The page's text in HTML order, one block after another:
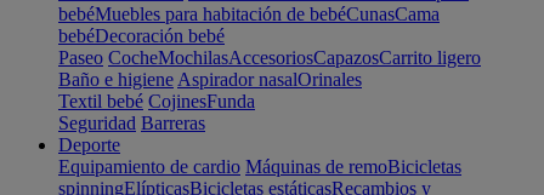
bebéMuebles para habitación de bebéCunasCama
bebéDecoración bebé
Paseo CocheMochilasAccesoriosCapazosCarrito ligero
Baño e higiene Aspirador nasalOrinales
Textil bebé CojinesFunda
Seguridad Barreras
Deporte
Equipamiento de cardio Máquinas de remoBicicletas
spinningElípticasBicicletas estáticasRecambios y